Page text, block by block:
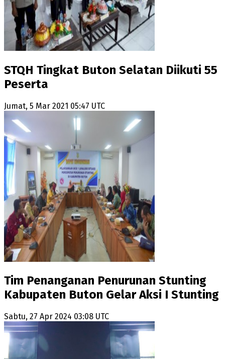
STQH Tingkat Buton Selatan Diikuti 55
Peserta
Jumat, 5 Mar 2021 05:47 UTC
Tim Penanganan Penurunan Stunting
Kabupaten Buton Gelar Aksi I Stunting
Sabtu, 27 Apr 2024 03:08 UTC